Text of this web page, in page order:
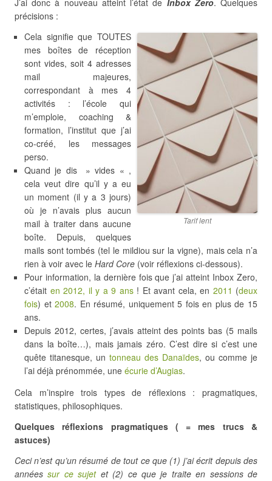
J’ai donc à nouveau atteint l’état de Inbox Zero. Quelques
précisions :
Tarif lent
Cela signifie que TOUTES
mes boîtes de réception
sont vides, soit 4 adresses
mail majeures,
correspondant à mes 4
activités : l’école qui
m’emploie, coaching &
formation, l’institut que j’ai
co-créé, les messages
perso.
Quand je dis » vides « ,
cela veut dire qu’il y a eu
un moment (il y a 3 jours)
où je n’avais plus aucun
mail à traiter dans aucune
boîte. Depuis, quelques
mails sont tombés (tel le mildiou sur la vigne), mais cela n’a
rien à voir avec le Hard Core (voir réflexions ci-dessous).
Pour information, la dernière fois que j’ai atteint Inbox Zero,
c’était en 2012, il y a 9 ans! Et avant cela, en 2011 (deux
fois) et2008. En résumé, uniquement 5 fois en plus de 15
ans.
Depuis 2012, certes, j’avais atteint des points bas (5 mails
dans la boîte…), mais jamais zéro. C’est dire si c’est une
quête titanesque, un tonneau des Danaïdes, ou comme je
l’ai déjà prénommée, une écurie d’Augias.
Cela m’inspire trois types de réflexions : pragmatiques,
statistiques, philosophiques.
Quelques réflexions pragmatiques ( = mes trucs &
astuces)
Ceci n’est qu’un résumé de tout ce que (1) j’ai écrit depuis des
annéessur ce sujetet (2) ce que je traite en sessions de